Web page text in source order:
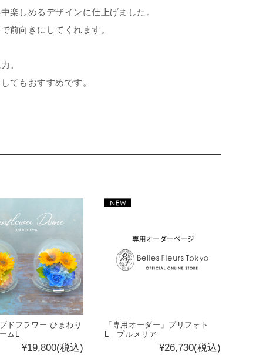
楽しめるデザインに仕上げました。
前向きにしてくれます。
。
てもおすすめです。
ドフラワー ひまわり
ムL
¥19,800(税込)
「専用オーダー」プリフォト
L プルメリア
¥26,730(税込)